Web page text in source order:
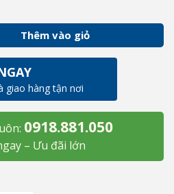
Thêm vào giỏ
giao hàng tận nơi
0918.881.050
– Ưu đãi lớn